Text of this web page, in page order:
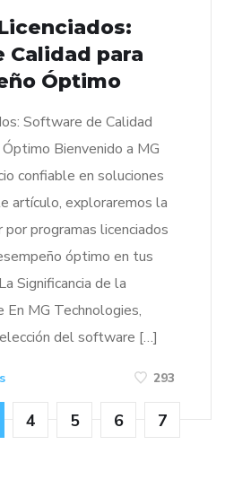
Calidad para
Óptimo
Software de Calidad
Bienvenido a MG
confiable en soluciones
artículo, exploraremos la
programas licenciados
óptimo en tus
Significancia de la
En MG Technologies,
del software […]
293
4 5 6
7